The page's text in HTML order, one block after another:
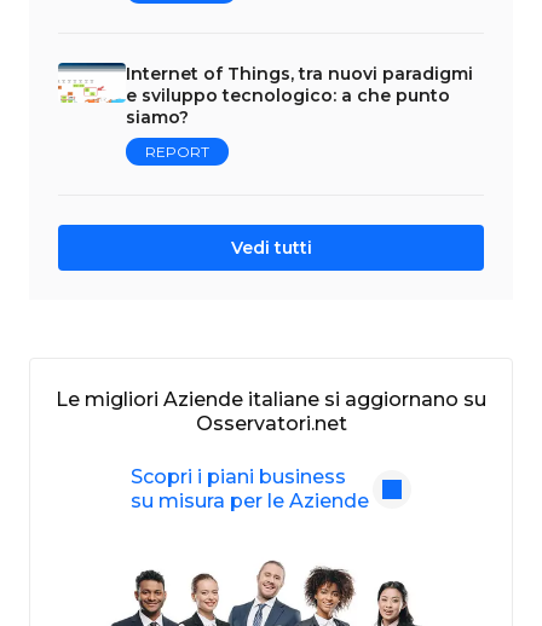
Internet of Things, tra nuovi paradigmi
e sviluppo tecnologico: a che punto
siamo?
REPORT
Vedi tutti
Le migliori Aziende italiane si aggiornano su
Osservatori.net
Scopri i piani business
su misura per le Aziende